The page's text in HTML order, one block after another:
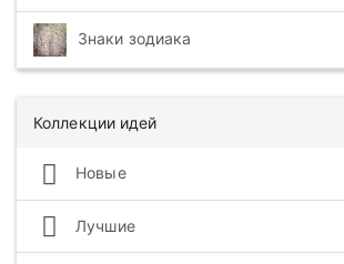
Знаки зодиака
Коллекции идей
Новые
Лучшие